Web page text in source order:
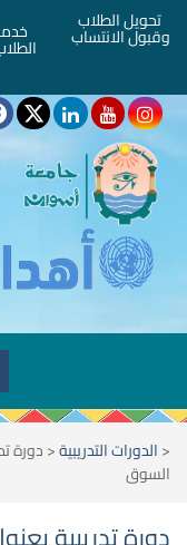
تحويل الطلاب
وقبول الانتساب
<الدورات التدريبية<دورة
السوق